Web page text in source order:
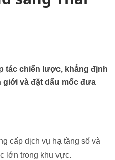
tác chiến lược, khẳng định
và đặt dấu mốc đưa
cấp dịch vụ hạ tầng số và
lớn trong khu vực.